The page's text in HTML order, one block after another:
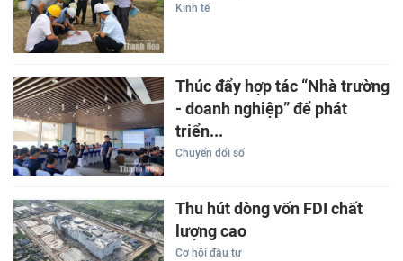
Kinh tế
Thúc đẩy hợp tác “Nhà trường
- doanh nghiệp” để phát
triển...
Chuyển đổi số
Thu hút dòng vốn FDI chất
lượng cao
Cơ hội đầu tư